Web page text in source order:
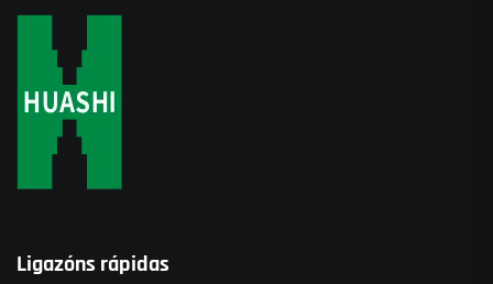
Ligazóns rápidas